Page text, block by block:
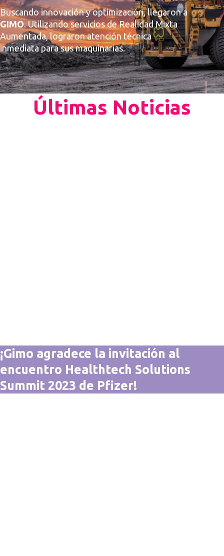
Buscando innovación y optimización, llegaron a
GIMO. Utilizando servicios de Realidad Mixta
Aumentada, lograron atención técnica
inmediata para sus maquinarias.
Últimas Noticias
¡Gimo agradece la invitación al
encuentro Healthtech Solutions
Summit 2023 de Pfizer!